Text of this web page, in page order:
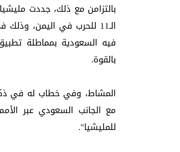
بالتزامن مع ذلك، جددت
الـ11 للحرب في اليمن،
فيه السعودية بمماطلة
بالقوة.
المشاط، وفي خطاب له في
مع الجانب السعودي عبر
للمليشيا".